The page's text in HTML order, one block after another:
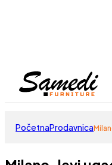
PočetnaProdavnica